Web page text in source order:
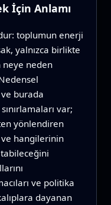
İçin Anlamı
toplumun enerji
yalnızca birlikte
neden
burada
var;
yönlendiren
hangilerinin
ve politika
dayanan